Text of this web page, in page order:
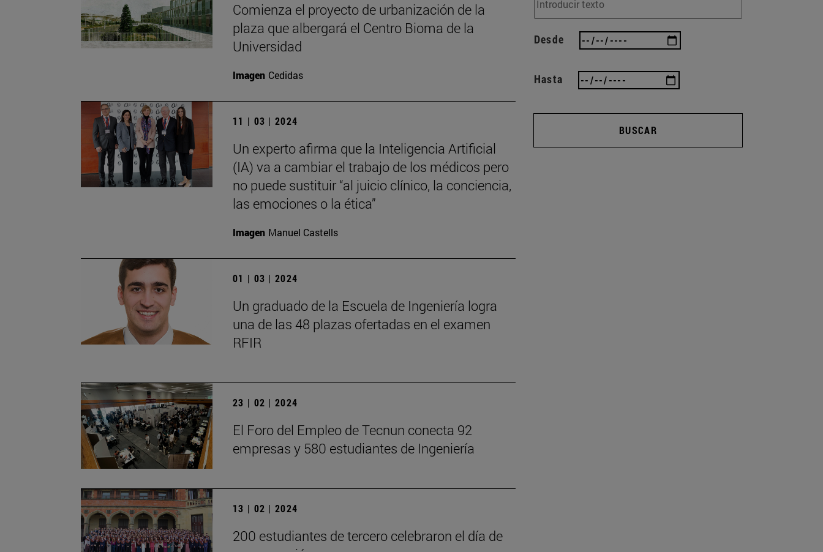
Comienza el proyecto de urbanización de la
plaza que albergará el Centro Bioma de la
Universidad
Imagen Cedidas
11 | 03 | 2024
Un experto afirma que la Inteligencia Artificial
(IA) va a cambiar el trabajo de los médicos pero
no puede sustituir “al juicio clínico, la conciencia,
las emociones o la ética”
Imagen Manuel Castells
01 | 03 | 2024
Un graduado de la Escuela de Ingeniería logra
una de las 48 plazas ofertadas en el examen
RFIR
23 | 02 | 2024
El Foro del Empleo de Tecnun conecta 92
empresas y 580 estudiantes de Ingeniería
13 | 02 | 2024
200 estudiantes de tercero celebraron el día de
Desde
Hasta
BUSCAR